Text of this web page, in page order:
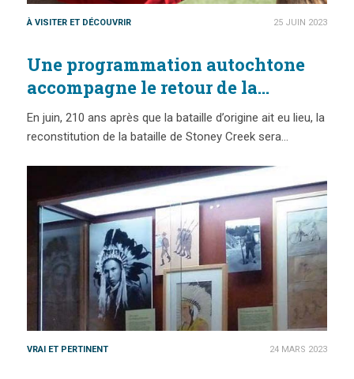
À VISITER ET DÉCOUVRIR 25 JUIN 2023
Une programmation autochtone
accompagne le retour de la
reconstitution historique au parc
du champ de bataille
En juin, 210 ans après que la bataille d’origine ait eu lieu, la
reconstitution de la bataille de Stoney Creek sera…
VRAI ET PERTINENT 24 MARS 2023